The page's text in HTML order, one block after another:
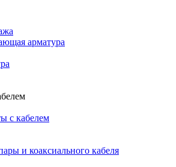
арматура
с кабелем
и коаксиального кабеля